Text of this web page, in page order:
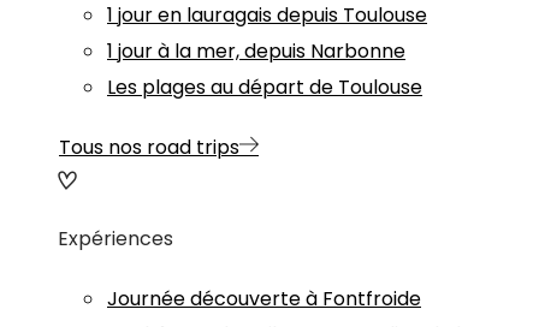
1 jour en lauragais depuis Toulouse
1 jour à la mer, depuis Narbonne
Les plages au départ de Toulouse
Tous nos road trips
Expériences
Journée découverte à Fontfroide